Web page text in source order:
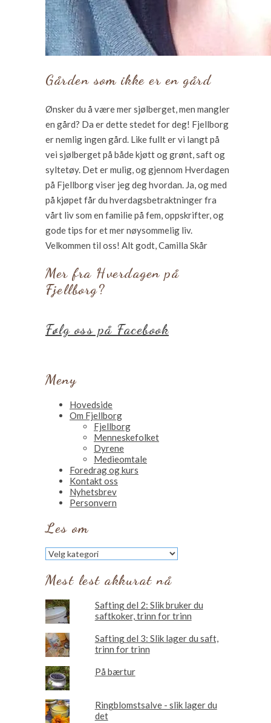
Gården som ikke er en gård
Ønsker du å være mer sjølberget, men mangler
en gård? Da er dette stedet for deg! Fjellborg
er nemlig ingen gård. Like fullt er vi langt på
vei sjølberget på både kjøtt og grønt, saft og
syltetøy. Det er mulig, og gjennom Hverdagen
på Fjellborg viser jeg deg hvordan. Ja, og med
på kjøpet får du hverdagsbetraktninger fra
vårt liv som en familie på fem, oppskrifter, og
gode tips for et mer nøysommelig liv.
Velkommen til oss! Alt godt, Camilla Skår
Mer fra Hverdagen på
Fjellborg?
Følg oss på Facebook
Meny
Hovedside
Om Fjellborg
Fjellborg
Menneskefolket
Dyrene
Medieomtale
Foredrag og kurs
Kontakt oss
Nyhetsbrev
Personvern
Les om
Les
om
Mest lest akkurat nå
Safting del 2: Slik bruker du
saftkoker, trinn for trinn
Safting del 3: Slik lager du saft,
trinn for trinn
På bærtur
Ringblomstsalve - slik lager du
det